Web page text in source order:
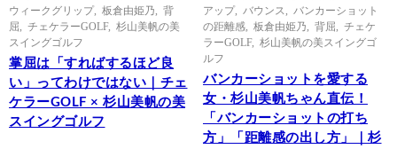
ウィークグリップ, 板倉由姫乃
背
屈
チェケラーGOLF, 杉山美帆の美
スイングゴルフ
掌屈は「すればするほど良
い」ってわけではない｜チェ
ケラーGOLF × 杉山美帆の美
スイングゴルフ
アップ, バウンス
バンカーショット
の距離感
板倉由姫乃 背屈
チェケ
ラーGOLF, 杉山美帆の美スイングゴ
ルフ
バンカーショットを愛する
女・杉山美帆ちゃん直伝！
「バンカーショットの打ち
方」「距離感の出し方」｜杉